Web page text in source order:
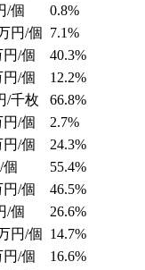
/個
0.8%
円/個 7.1%
円/個
40.3%
円/個
12.2%
/千枚
66.8%
円/個
2.7%
円/個
24.3%
個
55.4%
円/個
46.5%
/個
26.6%
円/個 14.7%
円/個
16.6%